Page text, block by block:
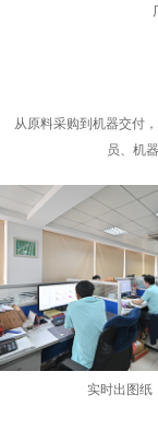
从原料采购到机器交付
员、机
实时出图纸